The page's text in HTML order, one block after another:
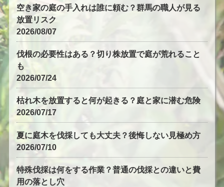
空き家の庭の手入れは誰に頼む？群馬の職人が見る
放置リスク
2026/08/07
伐根の必要性はある？切り株放置で庭が荒れること
も
2026/07/24
枯れ木を放置すると何が起きる？庭と家に潜む危険
2026/07/17
夏に庭木を伐採しても大丈夫？後悔しない見極め方
2026/07/10
特殊伐採は何をする作業？普通の伐採との違いと費
用の落とし穴